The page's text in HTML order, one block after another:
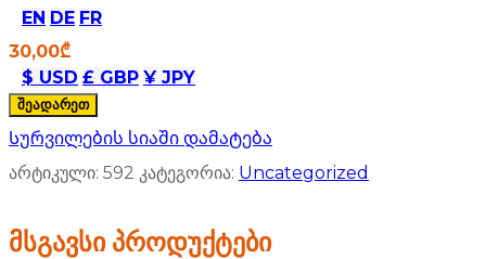
EN DE FR
$ USD £ GBP ¥ JPY
30,00₾
შეადარეთ
Სურვილების სიაში დამატება
არტიკული: 592 კატეგორია: Uncategorized
მსგავსი პროდუქტები